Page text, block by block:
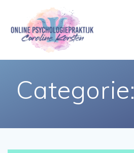
Categorie: